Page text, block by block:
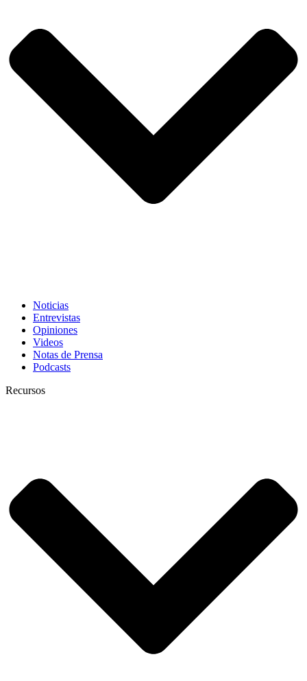
Noticias
Entrevistas
Opiniones
Videos
Notas de Prensa
Podcasts
Recursos